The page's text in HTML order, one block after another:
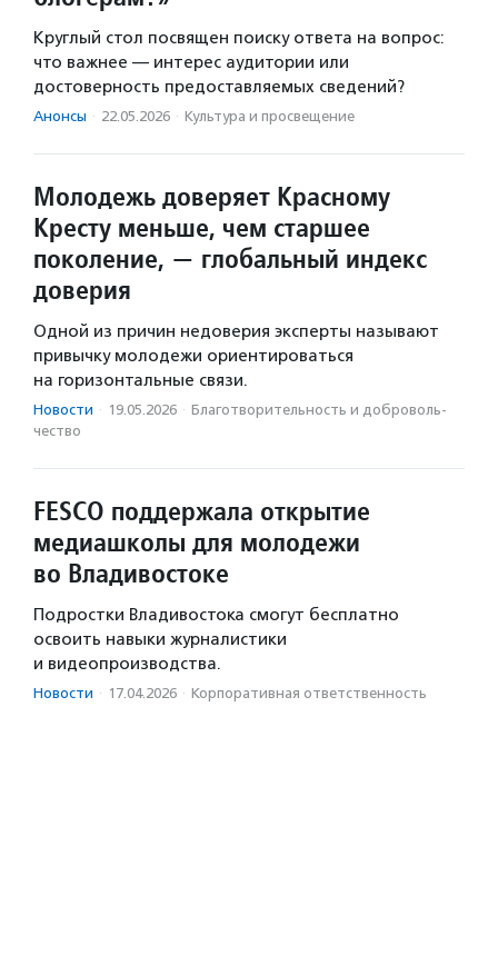
Круглый стол посвящен поиску ответа на вопрос:
что важнее — интерес аудитории или
достоверность предоставляемых сведений?
Анонсы · 22.05.2026 · Культура и просвещение
Молодежь доверяет Красному
Кресту меньше, чем старшее
поколение, — глобальный индекс
доверия
Одной из причин недоверия эксперты называют
привычку молодежи ориентироваться
на горизонтальные связи.
Новости · 19.05.2026 · Благотвори­тель­ность и доброволь­
чест­во
FESCO поддержала открытие
медиашколы для молодежи
во Владивостоке
Подростки Владивостока смогут бесплатно
освоить навыки журналистики
и видеопроизводства.
Новости · 17.04.2026 · Корпоративная ответственность